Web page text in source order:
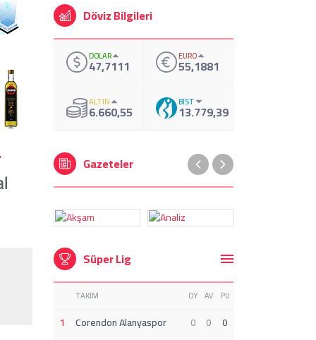
Döviz Bilgileri
DOLAR
47,7111 EURO
55,1881
ALTIN
6.660,55 BIST
13.779,39
Gazeteler
Süper Lig
TAKIM OY AV PU
1 Corendon Alanyaspor 0 0
0